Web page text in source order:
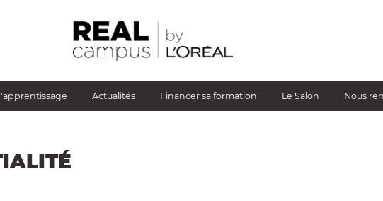
Actualités Financer sa formation Le Salon Nous